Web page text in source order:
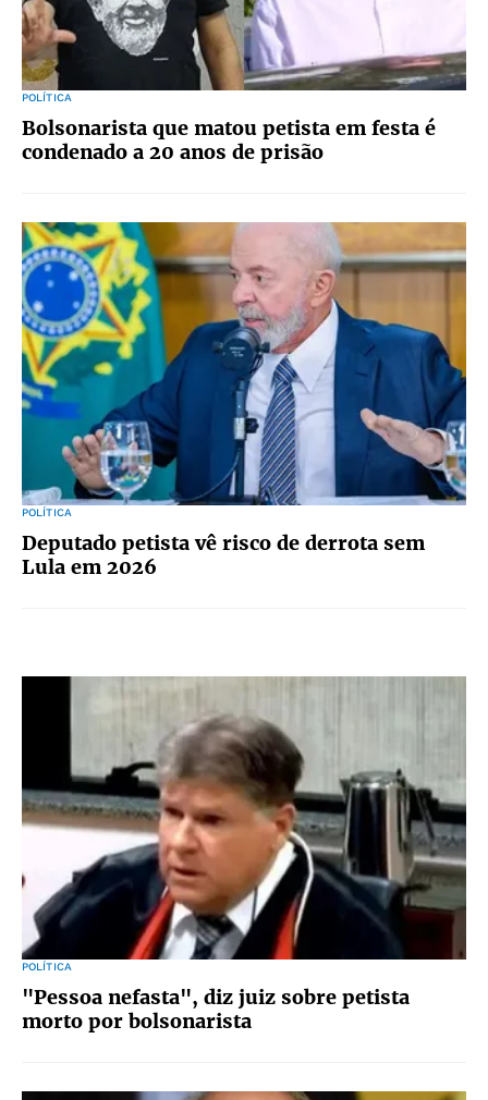
POLÍTICA
Bolsonarista que matou petista em festa é
condenado a 20 anos de prisão
POLÍTICA
Deputado petista vê risco de derrota sem
Lula em 2026
POLÍTICA
"Pessoa nefasta", diz juiz sobre petista
morto por bolsonarista